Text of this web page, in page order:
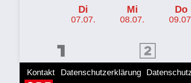
Di
07.07.
Mi
08.07.
Do
ORF 2 Programm
Kontakt Datenschutzerklärung